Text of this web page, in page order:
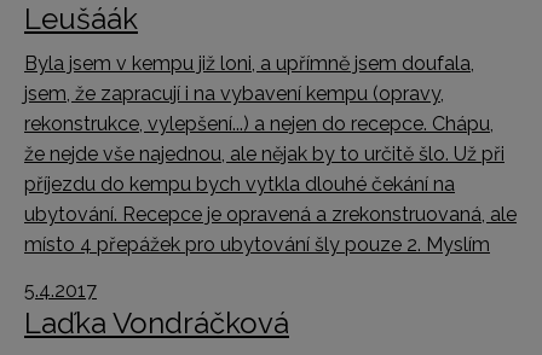
Leušáák
Byla jsem v kempu již loni, a upřímně jsem doufala,
jsem, že zapracují i na vybavení kempu (opravy,
rekonstrukce, vylepšení...) a nejen do recepce. Chápu,
že nejde vše najednou, ale nějak by to určitě šlo. Už při
příjezdu do kempu bych vytkla dlouhé čekání na
ubytování. Recepce je opravená a zrekonstruovaná, ale
místo 4 přepážek pro ubytování šly pouze 2. Myslím
5.4.2017
Laďka Vondráčková